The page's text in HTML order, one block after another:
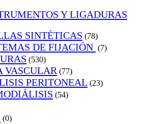
Y LIGADURAS
SINTÉTICAS (78)
DE FIJACIÓN (7)
(530)
VASCULAR (77)
PERITONEAL (23)
(54)
(0)